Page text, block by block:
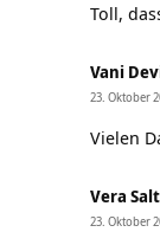
Toll,
Vani
23. Oktober
Vielen
Vera
23. Oktober